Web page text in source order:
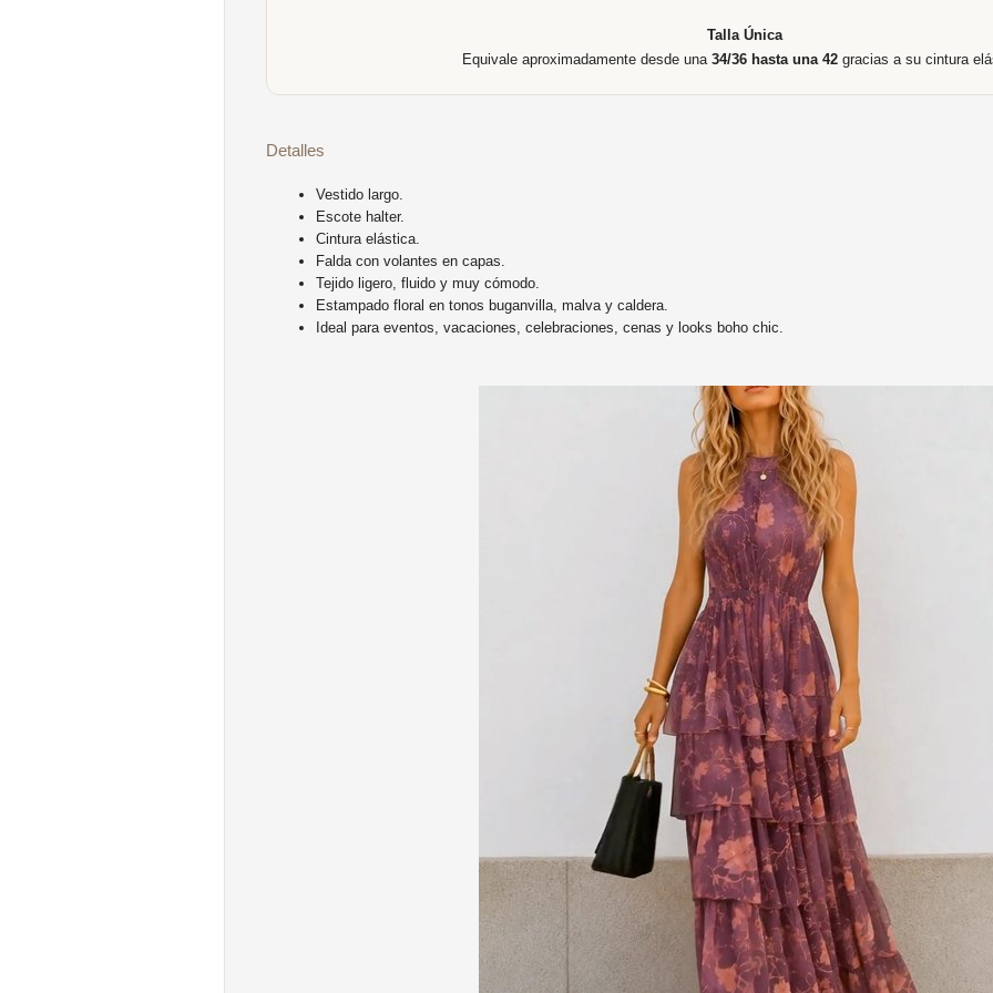
Talla Única
Equivale aproximadamente desde una 34/36 hasta una 42 gracias a su cintura
Detalles
Vestido largo.
Escote halter.
Cintura elástica.
Falda con volantes en capas.
Tejido ligero, fluido y muy cómodo.
Estampado floral en tonos buganvilla, malva y caldera.
Ideal para eventos, vacaciones, celebraciones, cenas y looks boho chic.